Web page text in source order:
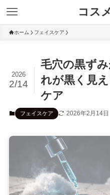
コス
ホーム フェイスケア
毛穴の黒ず
れが黒く見
ケア
2026
2/14
フェイスケア 2026年2月14日